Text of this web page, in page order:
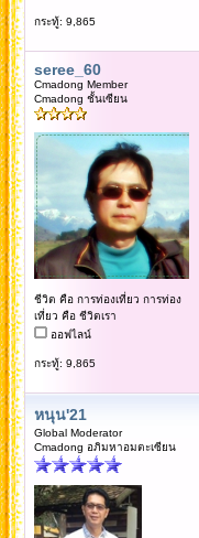
กระทู้: 9,865
seree_60
Cmadong Member
Cmadong ชั้นเซียน
ชีวิต คือ การท่องเที่ยว การท่อง
เที่ยว คือ ชีวิตเรา
ออฟไลน์
กระทู้: 9,865
หนุน'21
Global Moderator
Cmadong อภิมหาอมตะเซียน